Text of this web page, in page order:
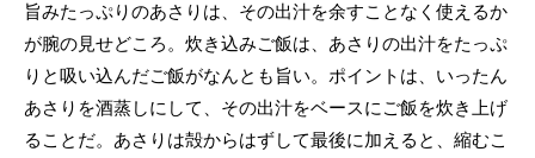
旨みたっぷりのあさりは、その出汁を余すことなく使えるか
が腕の見せどころ。炊き込みご飯は、あさりの出汁をたっぷ
りと吸い込んだご飯がなんとも旨い。ポイントは、いったん
あさりを酒蒸しにして、その出汁をベースにご飯を炊き上げ
ることだ。あさりは殻からはずして最後に加えると、縮むこ